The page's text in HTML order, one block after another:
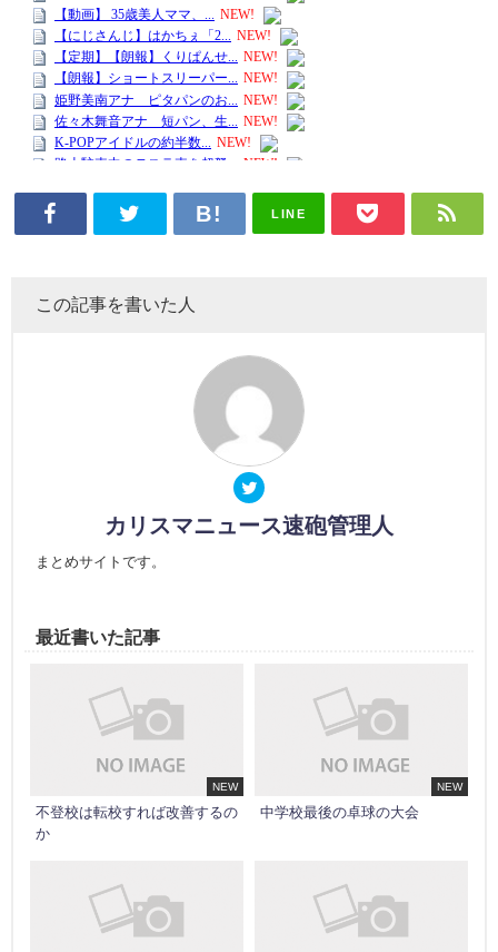
LINE
この記事を書いた人
カリスマニュース速砲管理人
まとめサイトです。
最近書いた記事
NEW
不登校は転校すれば改善するの
か
NEW
中学校最後の卓球の大会